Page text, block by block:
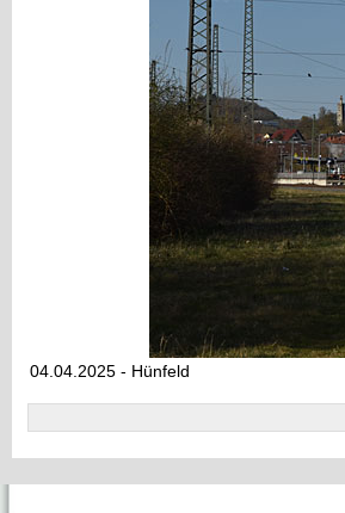
04.04.2025 - Hünfeld